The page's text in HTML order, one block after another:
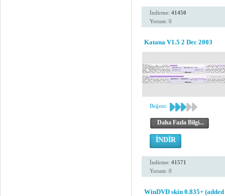
İndirme: 41450
Yorum: 0
Katana V1.5 2 Dec 2003
Beğeni:
Daha Fazla Bilgi...
İNDİR
İndirme: 41571
Yorum: 0
WinDVD skin 0.835+